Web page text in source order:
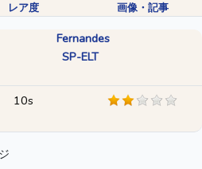
レア度 画像・記事
Fernandes
SP-ELT
10s